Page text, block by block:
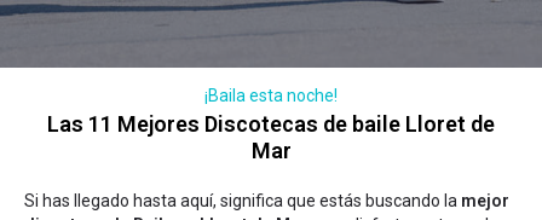
¡Baila esta noche!
Las 11 Mejores Discotecas de baile Lloret de
Mar
Si has llegado hasta aquí, significa que estás buscando la mejor